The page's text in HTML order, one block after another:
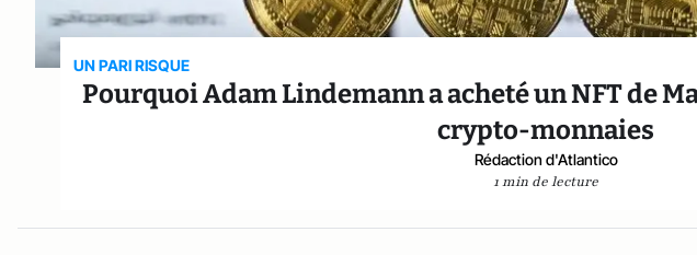
UN PARI RISQUE
Pourquoi Adam Lindemann a acheté un NFT de
crypto-monnaies
Rédaction d'Atlantico
1 min de lecture